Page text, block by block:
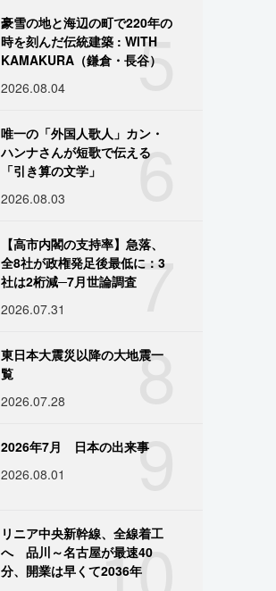
5
豪雪の地と海辺の町で220年の
時を刻んだ伝統建築 : WITH
KAMAKURA（鎌倉・長谷）
2026.08.04
6
唯一の「外国人歌人」カン・
ハンナさんが短歌で伝える
「引き算の文学」
2026.08.03
7
【高市内閣の支持率】急落、
全8社が政権発足後最低に：3
社は2桁減─7月世論調査
2026.07.31
8
東日本大震災以降の大地震一
覧
2026.07.28
9
2026年7月 日本の出来事
2026.08.01
10
リニア中央新幹線、全線着工
へ 品川～名古屋が最速40
分、開業は早くて2036年